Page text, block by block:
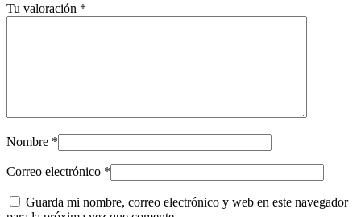
Tu valoración *
Nombre *
Correo electrónico *
Guarda mi nombre, correo electrónico y web en este navegador